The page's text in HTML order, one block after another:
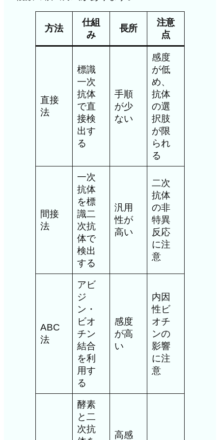
方法
仕組
み
長所
注意
点
直接
法
標識
一次
抗体
で直
接検
出す
る
手順
が少
ない
感度
が低
め、
抗体
の選
択肢
が限
られ
る
間接
法
一次
抗体
を標
識二
次抗
体で
検出
する
汎用
性が
高い
二次
抗体
の非
特異
反応
に注
意
ABC
法
アビ
ジ
ン・
ビオ
チン
結合
を利
用す
る
感度
が高
い
内因
性ビ
オチ
ンの
影響
に注
意
酵素
と二
次抗
高感